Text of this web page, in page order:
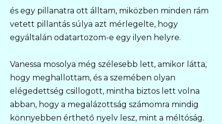
és egy pillanatra ott álltam, miközben minden rám
vetett pillantás súlya azt mérlegelte, hogy
egyáltalán odatartozom-e egy ilyen helyre.
Vanessa mosolya még szélesebb lett, amikor látta,
hogy meghallottam, és a szemében olyan
elégedettség csillogott, mintha biztos lett volna
abban, hogy a megalázottság számomra mindig
könnyebben érthető nyelv lesz, mint a méltóság.